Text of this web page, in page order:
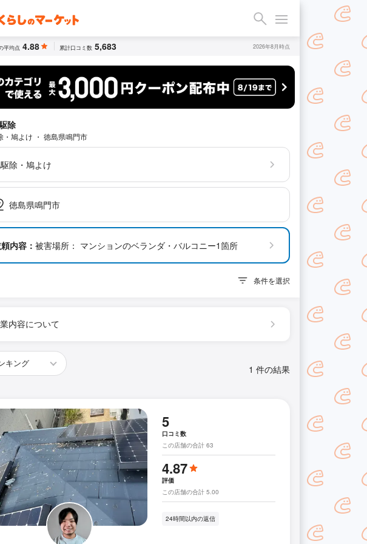
平均点 4.88 累計口コミ数 5,683 2026年8月時点
除
・鳩よけ ・ 徳島県鳴門市
除・鳩よけ
徳島県鳴門市
内容： 被害場所： マンションのベランダ・バルコニー1箇所
条件を選択
内容について
1 件の結果
5
口コミ数
この店舗の合計 63
4.87
評価
この店舗の合計 5.00
24時間以内の返信